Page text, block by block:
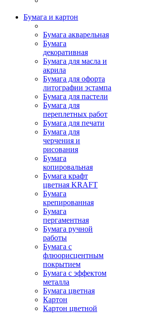
Бумага и картон
Бумага акварельная
Бумага
декоративная
Бумага для масла и
акрила
Бумага для офорта
литографии эстампа
Бумага для пастели
Бумага для
переплетных работ
Бумага для печати
Бумага для
черчения и
рисования
Бумага
копировальная
Бумага крафт
цветная KRAFT
Бумага
крепированная
Бумага
пергаментная
Бумага ручной
работы
Бумага с
флюорисцентным
покрытием
Бумага с эффектом
металла
Бумага цветная
Картон
Картон цветной